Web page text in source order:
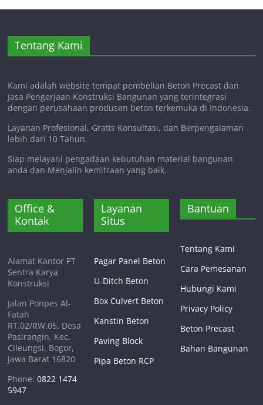
Tentang Kami
Kami adalah website tempat pembelian Beton Precast dan
Jasa Pengerjaan Konstruksi Bangunan yang terintegrasi
dengan perusahaan produsen beton terkemuka di Indonesia.
Layanan Profesional, Gratis Konsultasi, dan Berpengalaman
lebih dari 10 Tahun.
Siap melayani pengadaan kebutuhan material bangunan
anda dan Menjalin kemitraan yang baik.
Office &
Kontak
Alamat Kantor PT
Sentra Karya
Konstruksi
Jalan Ponpes Al-
Fatah
RT.02/RW.05, Desa
Pasirangin, Kec.
Cileungsi, Bogor,
Jawa Barat 16820
Phone:0822 1474
5947
Layanan
Situs
Pagar Panel Beton
U-Ditch Beton
Box Culvert Beton
Kanstin Beton
Paving Block
Pipa Beton RCP
Bantuan
Tentang Kami
Cara Pemesanan
Hubungi Kami
Privacy Policy
Beton Precast
Bahan Bangunan